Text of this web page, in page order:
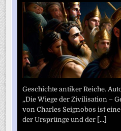
Geschichte antiker Reiche.
„Die Wiege der Zivilisation –
von Charles Seignobos ist
der Ursprünge und der [...]